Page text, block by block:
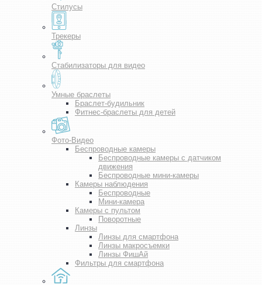
Стилусы
Трекеры
Стабилизаторы для видео
Умные браслеты
Браслет-будильник
Фитнес-браслеты для детей
Фото-Видео
Беспроводные камеры
Беспроводные камеры с датчиком
движения
Беспроводные мини-камеры
Камеры наблюдения
Беспроводные
Мини-камера
Камеры с пультом
Поворотные
Линзы
Линзы для смартфона
Линзы макросъемки
Линзы ФишАй
Фильтры для смартфона